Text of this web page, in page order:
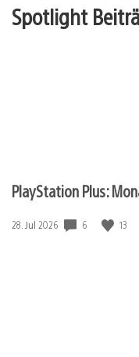
Spotlight
PlayStation Plus:
Veröffentlichungsdatum:
28. Jul 2026 6 13